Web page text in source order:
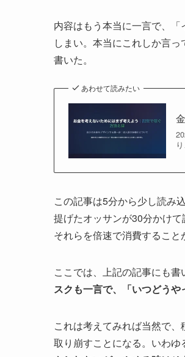
内容はもう本当に一言で、
しまい。本当にこれしか言
書いた。
あわせて読みたい
この記事は5分から少し読み
提げたオッサンが30分かけ
それらを倍速で消費すること
ここでは、上記の記事にも
スクも一言で、「いつどう
これは考えてみれば当然で
取り崩すことになる。いわゆ